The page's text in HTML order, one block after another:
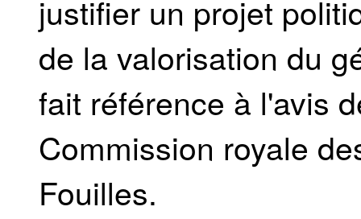
justifier un projet
de la valorisation du
fait référence à l'avis
Commission royale
Fouilles.